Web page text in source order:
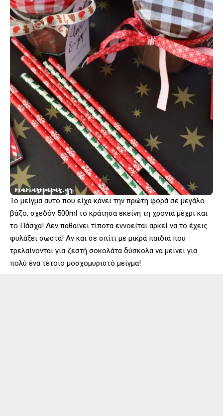
Το μείγμα αυτό που είχα κάνει την πρώτη φορά σε μεγάλο
βάζο, σχεδόν 500ml το κράτησα εκείνη τη χρονιά μέχρι και
το Πάσχα! Δεν παθαίνει τίποτα εννοείται αρκεί να το έχεις
φυλάξει σωστά! Αν και σε σπίτι με μικρά παιδιά που
τρελαίνονται για ζεστή σοκολάτα δύσκολα να μείνει για
πολύ ένα τέτοιο μοσχομυριστό μείγμα!